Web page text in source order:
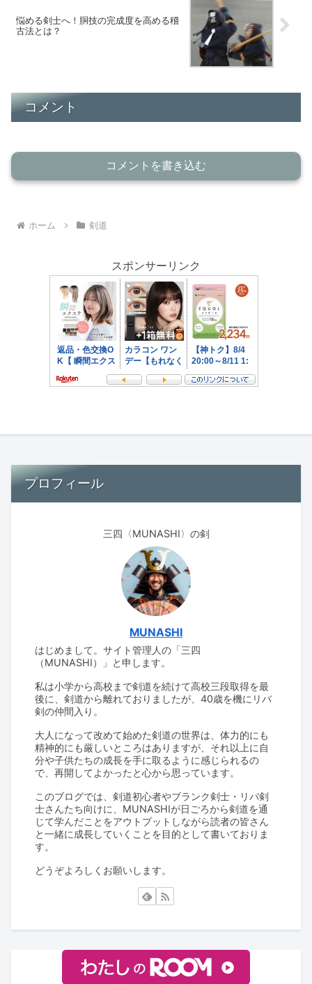
悩める剣士へ！胴技の完成度を高める稽
古法とは？
コメント
コメントを書き込む
ホーム 剣道
スポンサーリンク
プロフィール
三四〈MUNASHI〉の剣
MUNASHI
はじめまして。サイト管理人の「三四
（MUNASHI）」と申します。
私は小学から高校まで剣道を続けて高校三段取得を最
後に、剣道から離れておりましたが、40歳を機にリバ
剣の仲間入り。
大人になって改めて始めた剣道の世界は、体力的にも
精神的にも厳しいところはありますが、それ以上に自
分や子供たちの成長を手に取るように感じられるの
で、再開してよかったと心から思っています。
このブログでは、剣道初心者やブランク剣士・リバ剣
士さんたち向けに、MUNASHIが日ごろから剣道を通
じて学んだことをアウトプットしながら読者の皆さん
と一緒に成長していくことを目的として書いておりま
す。
どうぞよろしくお願いします。